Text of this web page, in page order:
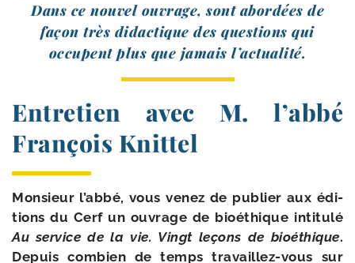
Dans ce nou­vel ouvrage, sont abor­dées de
façon très didac­tique des ques­tions qui
occupent plus que jamais l’actualité.
Entretien avec M. l’abbé
François Knittel
Monsieur l’abbé, vous venez de publier aux édi­
tions du Cerf un ouvrage de bioé­thique inti­tu­lé
Au ser­vice de la vie. Vingt leçons de bioé­thique.
Depuis com­bien de temps travaillez-​vous sur